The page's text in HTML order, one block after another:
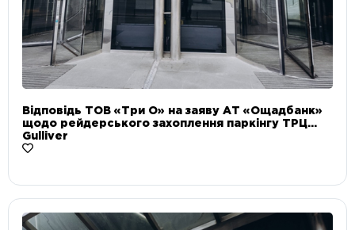
Відповідь ТОВ «Три О» на заяву АТ «Ощадбанк»
щодо рейдерського захоплення паркінгу ТРЦ
Gulliver